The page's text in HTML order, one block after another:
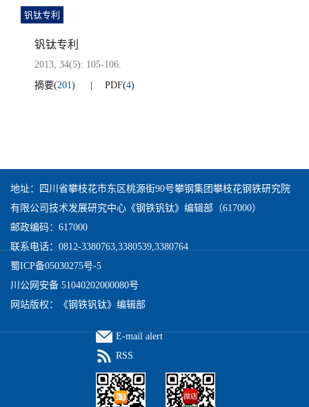
钒钛专利
钒钛专利
2013, 34(5): 105-106.
摘要(201) PDF(4)
地址：四川省攀枝花市东区桃源街90号攀钢集团攀枝花钢铁研究院
有限公司技术发展研究中心《钢铁钒钛》编辑部（617000）
邮政编码：617000
联系电话：0812-3380763,3380539,3380764
蜀ICP备05030275号-5
川公网安备 51040202000080号
网站版权：《钢铁钒钛》编辑部
E-mail alert
RSS